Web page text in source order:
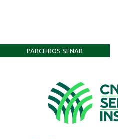
PARCEIROS SENAR